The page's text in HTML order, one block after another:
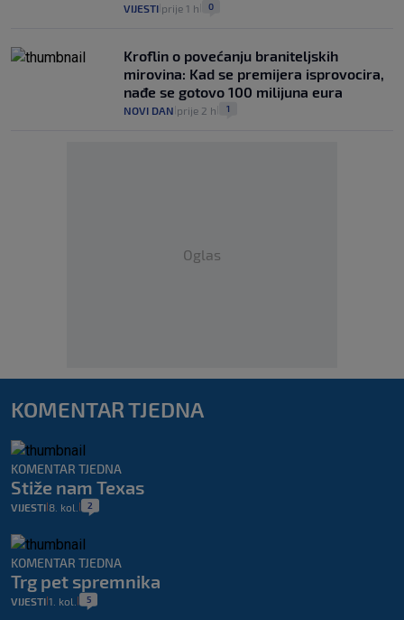
VIJESTI prije 1 h 0
Kroflin o povećanju braniteljskih
mirovina: Kad se premijera isprovocira,
nađe se gotovo 100 milijuna eura
NOVI DAN prije 2 h 1
Oglas
KOMENTAR TJEDNA
KOMENTAR TJEDNA
Stiže nam Texas
VIJESTI 8. kol. 2
KOMENTAR TJEDNA
Trg pet spremnika
VIJESTI 1. kol. 5